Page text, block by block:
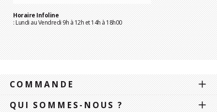
Horaire Infoline
: Lundi au Vendredi 9h à 12h et 14h à 18h00
COMMANDE
QUI SOMMES-NOUS ?